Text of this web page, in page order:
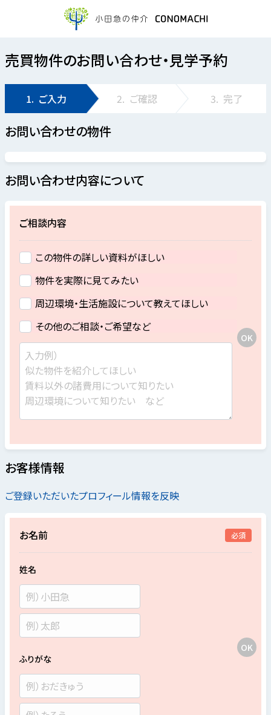
売買物件のお問い合わせ・見学予約
1. ご入力 2. ご確認 3. 完了
お問い合わせの物件
お問い合わせ内容について
ご相談内容
この物件の詳しい資料がほしい
物件を実際に見てみたい
周辺環境・生活施設について教えてほしい
その他のご相談・ご希望など
お客様情報
ご登録いただいたプロフィール情報を反映
お名前 必須
姓名
ふりがな